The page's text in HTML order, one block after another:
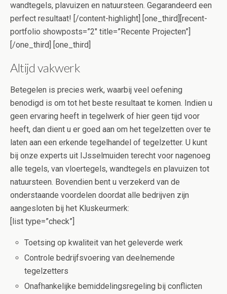
wandtegels, plavuizen en natuursteen. Gegarandeerd een
perfect resultaat! [/content-highlight] [one_third][recent-
portfolio showposts=”2″ title=”Recente Projecten”]
[/one_third] [one_third]
Altijd vakwerk
Betegelen is precies werk, waarbij veel oefening
benodigd is om tot het beste resultaat te komen. Indien u
geen ervaring heeft in tegelwerk of hier geen tijd voor
heeft, dan dient u er goed aan om het tegelzetten over te
laten aan een erkende tegelhandel of tegelzetter. U kunt
bij onze experts uit IJsselmuiden terecht voor nagenoeg
alle tegels, van vloertegels, wandtegels en plavuizen tot
natuursteen. Bovendien bent u verzekerd van de
onderstaande voordelen doordat alle bedrijven zijn
aangesloten bij het Kluskeurmerk:
[list type=”check”]
Toetsing op kwaliteit van het geleverde werk
Controle bedrijfsvoering van deelnemende
tegelzetters
Onafhankelijke bemiddelingsregeling bij conflicten